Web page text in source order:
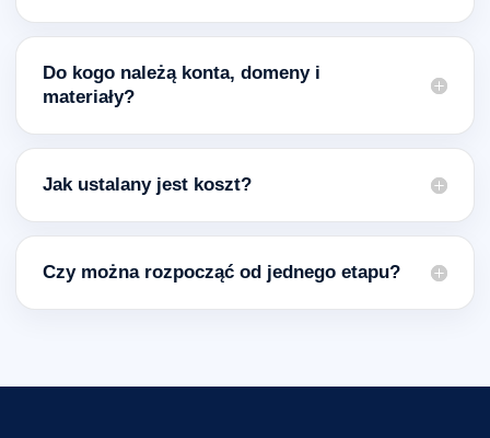
Do kogo należą konta, domeny i
materiały?
Jak ustalany jest koszt?
Czy można rozpocząć od jednego etapu?